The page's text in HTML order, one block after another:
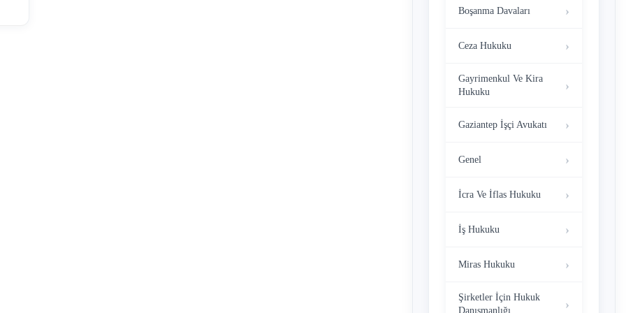
Boşanma Davaları
Ceza Hukuku
Gayrimenkul Ve Kira
Hukuku
Gaziantep İşçi Avukatı
Genel
İcra Ve İflas Hukuku
İş Hukuku
Miras Hukuku
Şirketler İçin Hukuk
Danışmanlığı